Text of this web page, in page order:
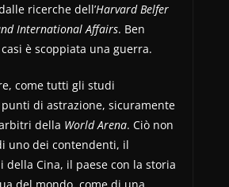
ricerche dell’Harvard Belfer
International Affairs. Ben
è scoppiata una guerra.
come tutti gli studi
di astrazione, sicuramente
della World Arena. Ciò non
uno dei contendenti, il
della Cina, il paese con la storia